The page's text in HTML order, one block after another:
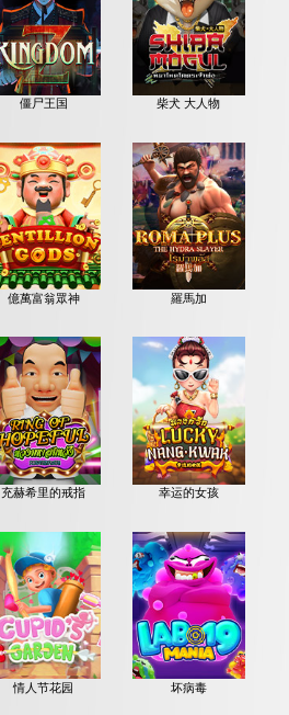
僵尸王国 柴犬 大人物
億萬富翁眾神 羅馬加
充赫希里的戒指 幸运的女孩
情人节花园 坏病毒